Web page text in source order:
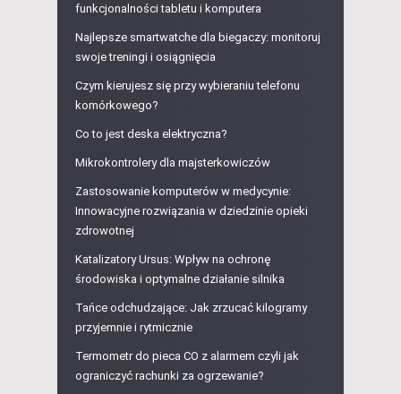
funkcjonalności tabletu i komputera
Najlepsze smartwatche dla biegaczy: monitoruj
swoje treningi i osiągnięcia
Czym kierujesz się przy wybieraniu telefonu
komórkowego?
Co to jest deska elektryczna?
Mikrokontrolery dla majsterkowiczów
Zastosowanie komputerów w medycynie:
Innowacyjne rozwiązania w dziedzinie opieki
zdrowotnej
Katalizatory Ursus: Wpływ na ochronę
środowiska i optymalne działanie silnika
Tańce odchudzające: Jak zrzucać kilogramy
przyjemnie i rytmicznie
Termometr do pieca CO z alarmem czyli jak
ograniczyć rachunki za ogrzewanie?